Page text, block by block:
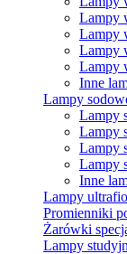
Lampy
Lampy
Lampy
Lampy
Inne
Lampy
Lampy
Lampy
Lampy
Lampy
Inne
Lampy
Promienniki
Żarówki
Lampy